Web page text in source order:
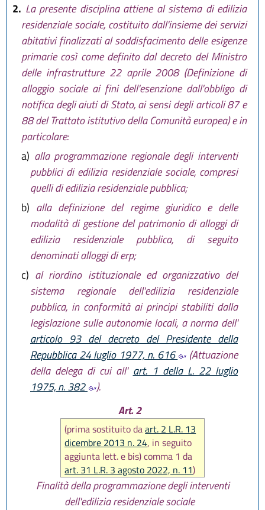
2. La presente disciplina attiene al sistema di edilizia
residenziale sociale, costituito dall'insieme dei servizi
abitativi finalizzati al soddisfacimento delle esigenze
primarie così come definito dal decreto del Ministro
delle infrastrutture 22 aprile 2008 (Definizione di
alloggio sociale ai fini dell'esenzione dall'obbligo di
notifica degli aiuti di Stato, ai sensi degli articoli 87 e
88 del Trattato istitutivo della Comunità europea) e in
particolare:
a) alla programmazione regionale degli interventi
pubblici di edilizia residenziale sociale, compresi
quelli di edilizia residenziale pubblica;
b) alla definizione del regime giuridico e delle
modalità di gestione del patrimonio di alloggi di
edilizia residenziale pubblica, di seguito
denominati alloggi di erp;
c) al riordino istituzionale ed organizzativo del
sistema regionale dell'edilizia residenziale
pubblica, in conformità ai principi stabiliti dalla
legislazione sulle autonomie locali, a norma dell'
articolo 93 del decreto del Presidente della
Repubblica 24 luglio 1977, n. 616
(Attuazione
della delega di cui all' art. 1 della L. 22 luglio
1975, n. 382
).
Art. 2
(prima sostituito daart. 2 L.R. 13
dicembre 2013 n. 24, in seguito
aggiunta lett. e bis) comma 1 da
art. 31 L.R. 3 agosto 2022, n. 11)
Finalità della programmazione degli interventi
dell'edilizia residenziale sociale